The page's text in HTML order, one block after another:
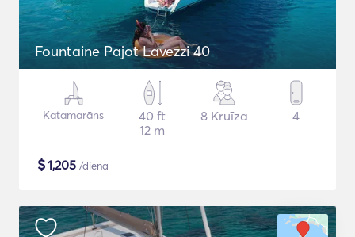
Fountaine Pajot Lavezzi 40
Katamarāns
40 ft
12 m
8 Kruīza 4
$1,205 /diena